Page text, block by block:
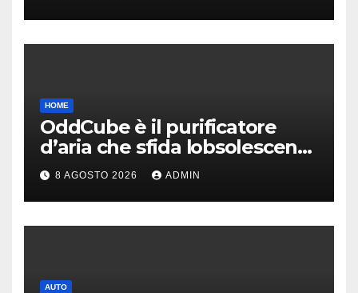
HOME
OddCube è il purificatore
d’aria che sfida lobsolescenza
programmata
8 AGOSTO 2026 ADMIN
AUTO